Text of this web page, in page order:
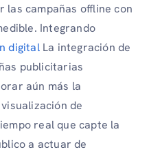
las campañas offline con
Integrando
digitalLa integración de
publicitarias
aún más la
de
real que capte la
a actuar de